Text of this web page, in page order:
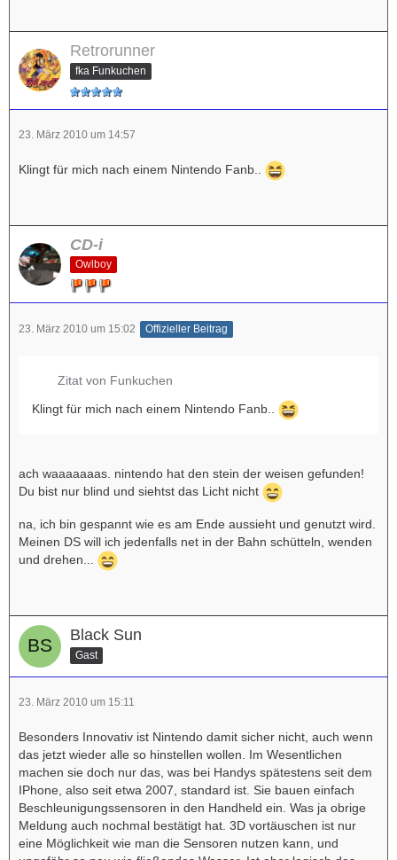
Retrorunner
fka Funkuchen
23. März 2010 um 14:57
Klingt für mich nach einem Nintendo Fanb..
CD-i
Owlboy
23. März 2010 um 15:02 Offizieller Beitrag
Zitat von Funkuchen
Klingt für mich nach einem Nintendo Fanb..
ach waaaaaaas. nintendo hat den stein der weisen gefunden!
Du bist nur blind und siehtst das Licht nicht
na, ich bin gespannt wie es am Ende aussieht und genutzt wird.
Meinen DS will ich jedenfalls net in der Bahn schütteln, wenden
und drehen...
Black Sun
Gast
23. März 2010 um 15:11
Besonders Innovativ ist Nintendo damit sicher nicht, auch wenn
das jetzt wieder alle so hinstellen wollen. Im Wesentlichen
machen sie doch nur das, was bei Handys spätestens seit dem
IPhone, also seit etwa 2007, standard ist. Sie bauen einfach
Beschleunigungssensoren in den Handheld ein. Was ja obrige
Meldung auch nochmal bestätigt hat. 3D vortäuschen ist nur
eine Möglichkeit wie man die Sensoren nutzen kann, und